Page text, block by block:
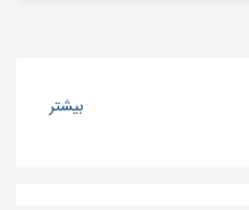
بیشتر